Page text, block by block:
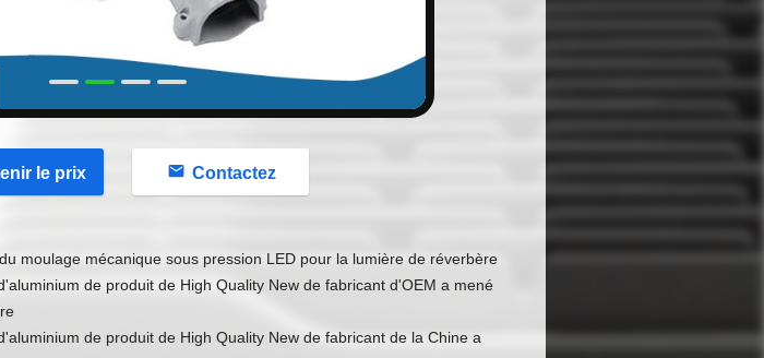
le prix Contactez
moulage mécanique sous pression LED pour la lumière de réverbère
de produit de High Quality New de fabricant d'OEM a mené
de produit de High Quality New de fabricant de la Chine a